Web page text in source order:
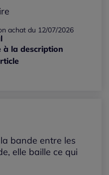
achat du 12/07/2026
à la description
bande entre les
elle baille ce qui